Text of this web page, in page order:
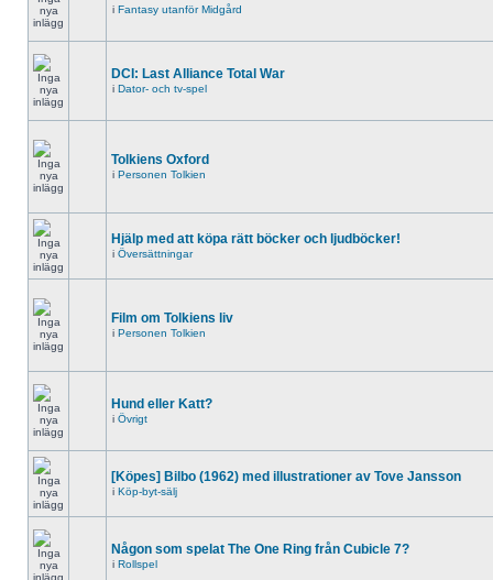
i Fantasy utanför Midgård
DCI: Last Alliance Total War
i Dator- och tv-spel
Tolkiens Oxford
i Personen Tolkien
Hjälp med att köpa rätt böcker och ljudböcker!
i Översättningar
Film om Tolkiens liv
i Personen Tolkien
Hund eller Katt?
i Övrigt
[Köpes] Bilbo (1962) med illustrationer av Tove Jansson
i Köp-byt-sälj
Någon som spelat The One Ring från Cubicle 7?
i Rollspel